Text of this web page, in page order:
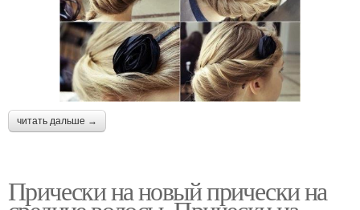
читать дальше →
Прически на новый прически на